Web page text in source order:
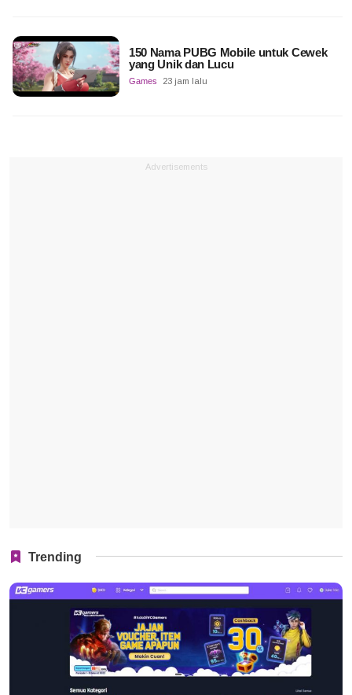
150 Nama PUBG Mobile untuk Cewek
yang Unik dan Lucu
Games 23 jam lalu
Advertisements
Trending